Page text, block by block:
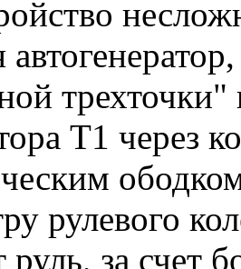
трехточки"
T1 через
рулевого
за счет